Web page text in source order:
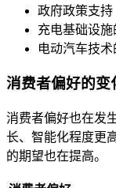
政府政策支持
充电基础设施
电动汽车技术
消费者偏好的变
消费者偏好也在发
长、智能化程度更
的期望也在提高。